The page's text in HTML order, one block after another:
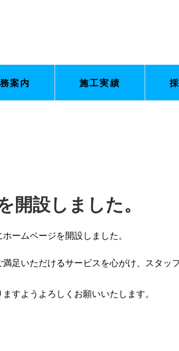
案内 施工実績
開設しました。
ームページを開設しました。
足いただけるサービスを心がけ、スタッ
すようよろしくお願いいたします。